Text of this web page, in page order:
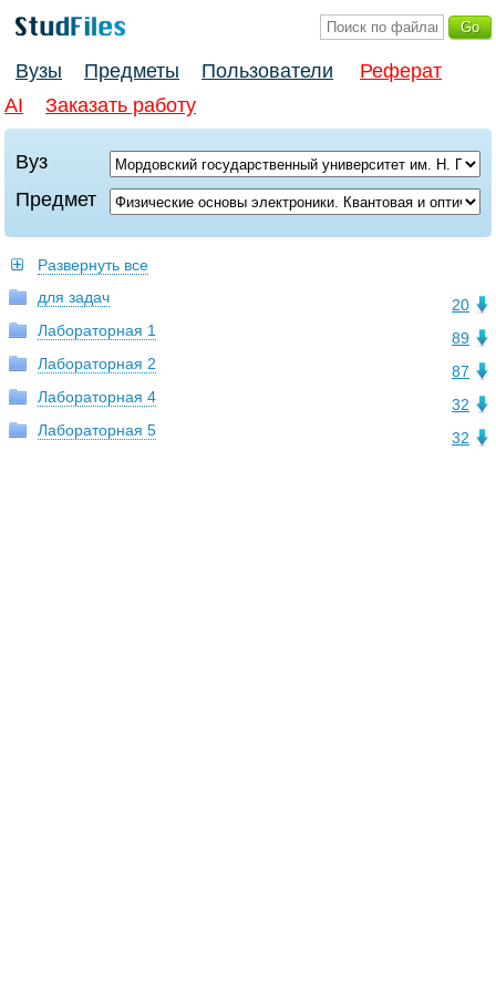
Вузы Предметы Пользователи
Реферат
AI
Заказать работу
Вуз
Предмет
Развернуть все
20
для задач
89
Лабораторная 1
87
Лабораторная 2
32
Лабораторная 4
32
Лабораторная 5